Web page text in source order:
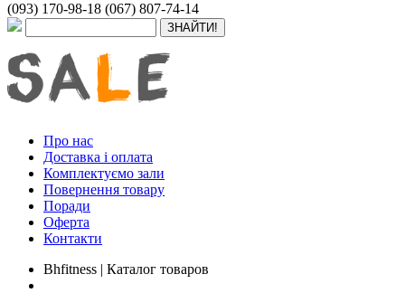
(093) 170-98-18 (067) 807-74-14
Про нас
Доставка і оплата
Комплектуємо зали
Повернення товару
Поради
Оферта
Контакти
Bhfitness | Каталог товаров